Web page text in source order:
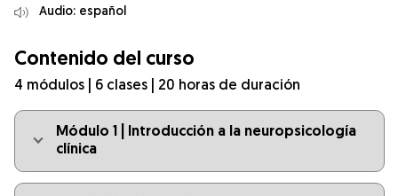
Audio: español
Contenido del curso
4 módulos | 6 clases | 20 horas de duración
Módulo 1 | Introducción a la neuropsicología
clínica